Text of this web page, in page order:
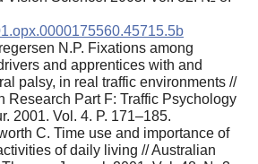
N.P. Fixations among
and apprentices with and
palsy, in real traffic environments //
Research Part F: Traffic Psychology
2001. Vol. 4. P. 171–185.
C. Time use and importance of
of daily living // Australian